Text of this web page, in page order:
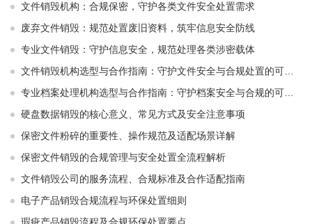
文件销毁机构：合规保密，守护各类文件安全处置需求
废弃文件销毁：规范处置废旧资料，筑牢信息安全防线
专业文件销毁：守护信息安全，规范处理各类涉密载体
文件销毁机构选型与合作指南：守护文件安全与合规处置的可靠选择
专业档案处理机构选型与合作指南：守护档案安全与合规的可靠伙伴
硬盘数据销毁的核心意义、常见方式及安全注意事项
保密文件粉碎的重要性、操作规范及适配场景详解
保密文件销毁的合规管理与安全处置全流程解析
文件销毁公司的服务流程、合规标准及合作适配指南
电子产品销毁合规流程与环保处置细则